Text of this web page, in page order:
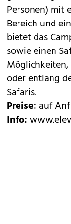
Personen) mit
Bereich und
bietet das
sowie einen
oder entlang
Safaris.
Preise: auf
Info: